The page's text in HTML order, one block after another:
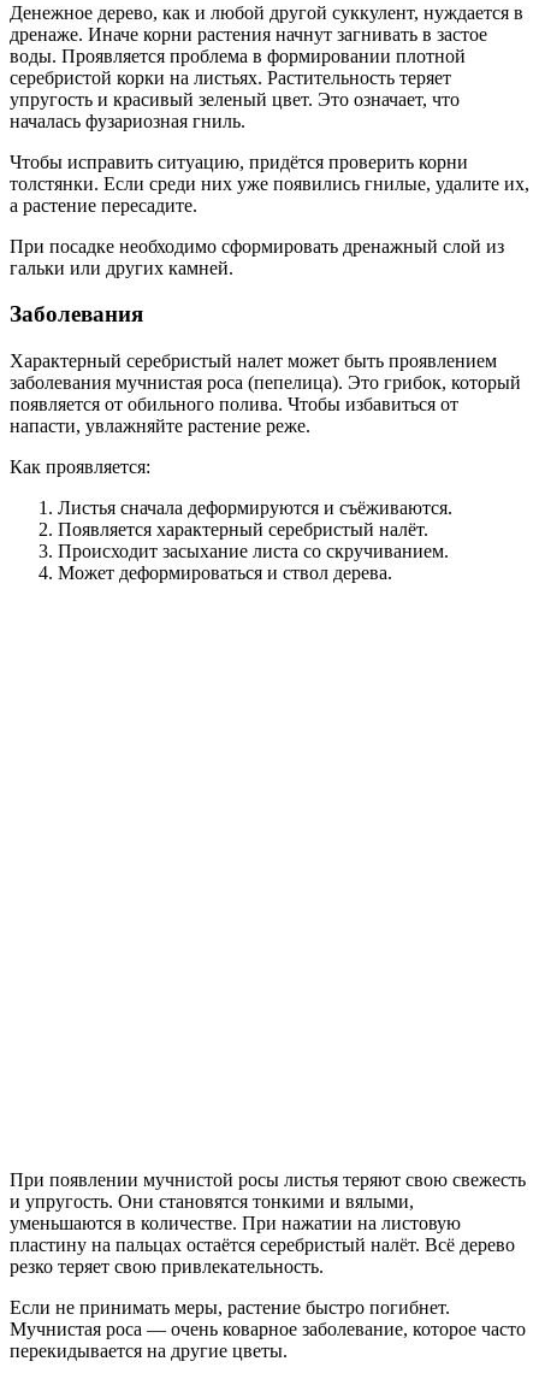
Денежное дерево, как и любой другой суккулент, нуждается в
дренаже. Иначе корни растения начнут загнивать в застое
воды. Проявляется проблема в формировании плотной
серебристой корки на листьях. Растительность теряет
упругость и красивый зеленый цвет. Это означает, что
началась фузариозная гниль.
Чтобы исправить ситуацию, придётся проверить корни
толстянки. Если среди них уже появились гнилые, удалите их,
а растение пересадите.
При посадке необходимо сформировать дренажный слой из
гальки или других камней.
Заболевания
Характерный серебристый налет может быть проявлением
заболевания мучнистая роса (пепелица). Это грибок, который
появляется от обильного полива. Чтобы избавиться от
напасти, увлажняйте растение реже.
Как проявляется:
Листья сначала деформируются и съёживаются.
Появляется характерный серебристый налёт.
Происходит засыхание листа со скручиванием.
Может деформироваться и ствол дерева.
При появлении мучнистой росы листья теряют свою свежесть
и упругость. Они становятся тонкими и вялыми,
уменьшаются в количестве. При нажатии на листовую
пластину на пальцах остаётся серебристый налёт. Всё дерево
резко теряет свою привлекательность.
Если не принимать меры, растение быстро погибнет.
Мучнистая роса — очень коварное заболевание, которое часто
перекидывается на другие цветы.